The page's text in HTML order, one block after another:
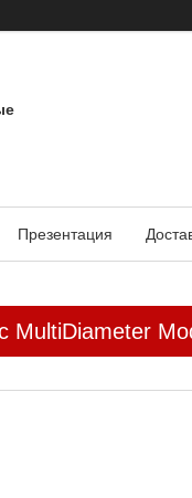
Презентация
MultiDiameter